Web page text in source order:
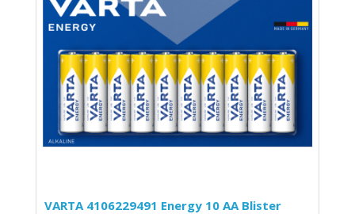
VARTA 4106229491 Energy 10 AA Blister